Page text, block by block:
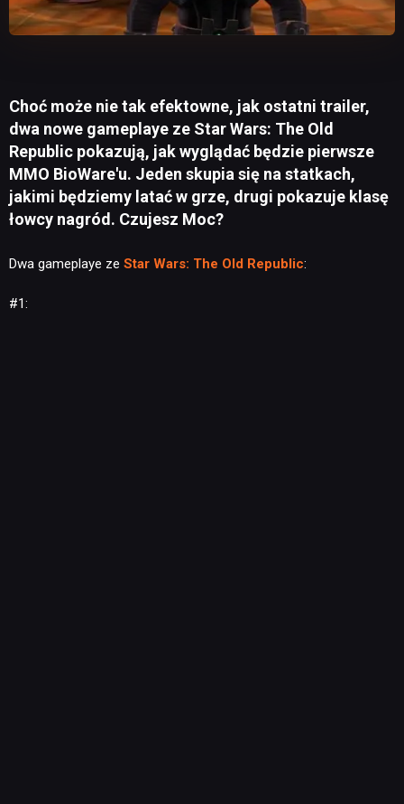
Choć może nie tak efektowne, jak ostatni trailer,
dwa nowe gameplaye ze Star Wars: The Old
Republic pokazują, jak wyglądać będzie pierwsze
MMO BioWare'u. Jeden skupia się na statkach,
jakimi będziemy latać w grze, drugi pokazuje klasę
łowcy nagród. Czujesz Moc?
Dwa gameplaye ze Star Wars: The Old Republic:
#1: